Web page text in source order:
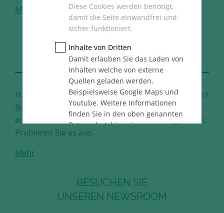
Mehr
YOUR BEST FUTURE
Haben Sie Lust, Ihre Ideen zu Projekten zu machen?
Bei uns haben Sie den Raum dafür. Ihnen steht
eine Vielzahl unterschiedlicher Karrierewege offen.
Probieren Sie es aus.
Mehr
BESUCHEN SIE
UNSEREN NEWSROOM
Diese Cookies werden benötigt,
damit die Seite einwandfrei und
sicher funktioniert.
Inhalte von Dritten
Damit erlauben Sie das Laden von
Inhalten welche von externe
Quellen geladen werden.
Beispielsweise Google Maps und
Youtube. Weitere Informationen
finden Sie in den oben genannten
Datenschutzhinweise.
die Anzahl der Besucher auf den
Seiten, Ihren Weg durch unseren
Internetauftritt oder das Gerät, mit